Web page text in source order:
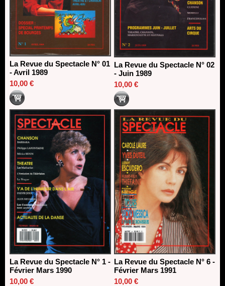
La Revue du Spectacle N° 01
- Avril 1989
10,00 €
La Revue du Spectacle N° 02
- Juin 1989
10,00 €
La Revue du Spectacle N° 1 -
Février Mars 1990
10,00 €
La Revue du Spectacle N° 6 -
Février Mars 1991
10,00 €